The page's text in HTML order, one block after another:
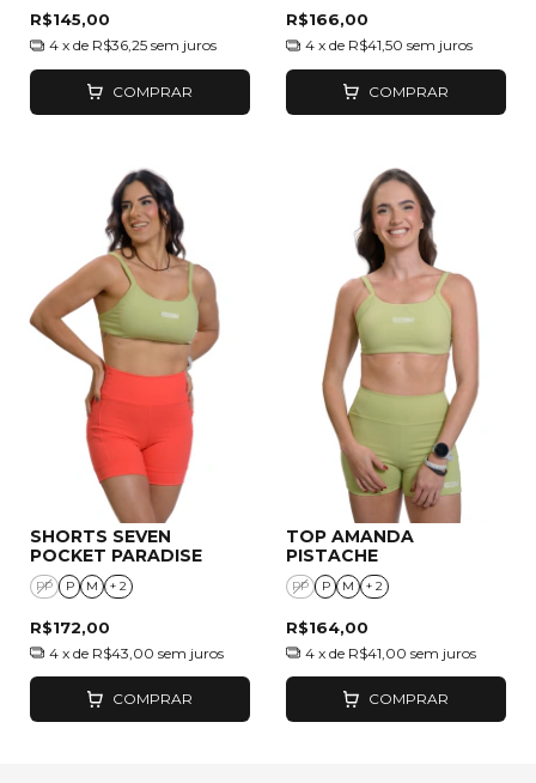
R$145,00
4 x de R$36,25 sem juros
COMPRAR
R$166,00
4 x de R$41,50 sem juros
COMPRAR
SHORTS SEVEN
POCKET PARADISE
PP P M + 2
R$172,00
4 x de R$43,00 sem juros
COMPRAR
TOP AMANDA
PISTACHE
PP P M + 2
R$164,00
4 x de R$41,00 sem juros
COMPRAR